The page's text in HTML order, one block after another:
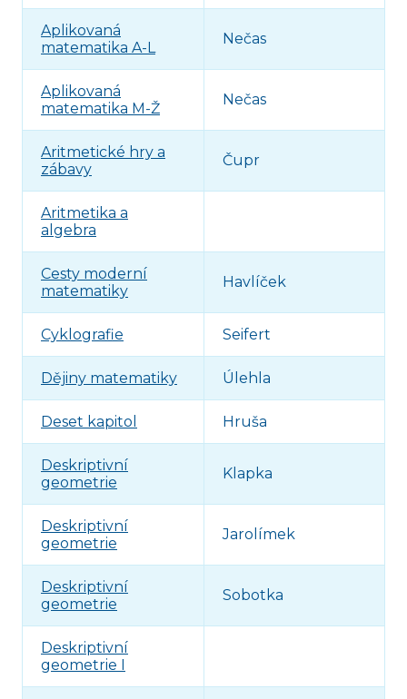
Aplikovaná
matematika A-L
Nečas
Aplikovaná
matematika M-Ž
Nečas
Aritmetické hry a
zábavy
Čupr
Aritmetika a
algebra
Cesty moderní
matematiky
Havlíček
Cyklografie Seifert
Dějiny matematiky Úlehla
Deset kapitol Hruša
Deskriptivní
geometrie
Klapka
Deskriptivní
geometrie
Jarolímek
Deskriptivní
geometrie
Sobotka
Deskriptivní
geometrie I